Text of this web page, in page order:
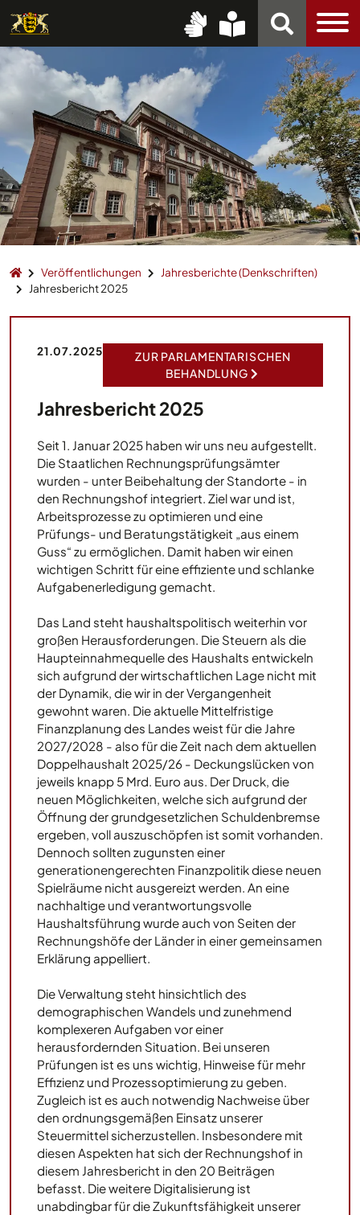
Veröffentlichungen
Jahresberichte (Denkschriften)
Jahresbericht 2025
21.07.2025
ZUR PARLAMENTARISCHEN
BEHANDLUNG
Jahresbericht 2025
Seit 1. Januar 2025 haben wir uns neu aufgestellt.
Die Staatlichen Rechnungsprüfungsämter
wurden - unter Beibehaltung der Standorte - in
den Rechnungshof integriert. Ziel war und ist,
Arbeitsprozesse zu optimieren und eine
Prüfungs- und Beratungstätigkeit „aus einem
Guss“ zu ermöglichen. Damit haben wir einen
wichtigen Schritt für eine effiziente und schlanke
Aufgabenerledigung gemacht.
Das Land steht haushaltspolitisch weiterhin vor
großen Herausforderungen. Die Steuern als die
Haupteinnahmequelle des Haushalts entwickeln
sich aufgrund der wirtschaftlichen Lage nicht mit
der Dynamik, die wir in der Vergangenheit
gewohnt waren. Die aktuelle Mittelfristige
Finanzplanung des Landes weist für die Jahre
2027/2028 - also für die Zeit nach dem aktuellen
Doppelhaushalt 2025/26 - Deckungslücken von
jeweils knapp 5 Mrd. Euro aus. Der Druck, die
neuen Möglichkeiten, welche sich aufgrund der
Öffnung der grundgesetzlichen Schuldenbremse
ergeben, voll auszuschöpfen ist somit vorhanden.
Dennoch sollten zugunsten einer
generationengerechten Finanzpolitik diese neuen
Spielräume nicht ausgereizt werden. An eine
nachhaltige und verantwortungsvolle
Haushaltsführung wurde auch von Seiten der
Rechnungshöfe der Länder in einer gemeinsamen
Erklärung appelliert.
Die Verwaltung steht hinsichtlich des
demographischen Wandels und zunehmend
komplexeren Aufgaben vor einer
herausfordernden Situation. Bei unseren
Prüfungen ist es uns wichtig, Hinweise für mehr
Effizienz und Prozessoptimierung zu geben.
Zugleich ist es auch notwendig Nachweise über
den ordnungsgemäßen Einsatz unserer
Steuermittel sicherzustellen. Insbesondere mit
diesen Aspekten hat sich der Rechnungshof in
diesem Jahresbericht in den 20 Beiträgen
befasst. Die weitere Digitalisierung ist
unabdingbar für die Zukunftsfähigkeit unserer